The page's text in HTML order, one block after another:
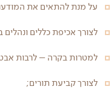
על מנת להתאים את
לצורך אכיפת כללים
למטרות בקרה – לרבות
לצורך קביעת תורים;